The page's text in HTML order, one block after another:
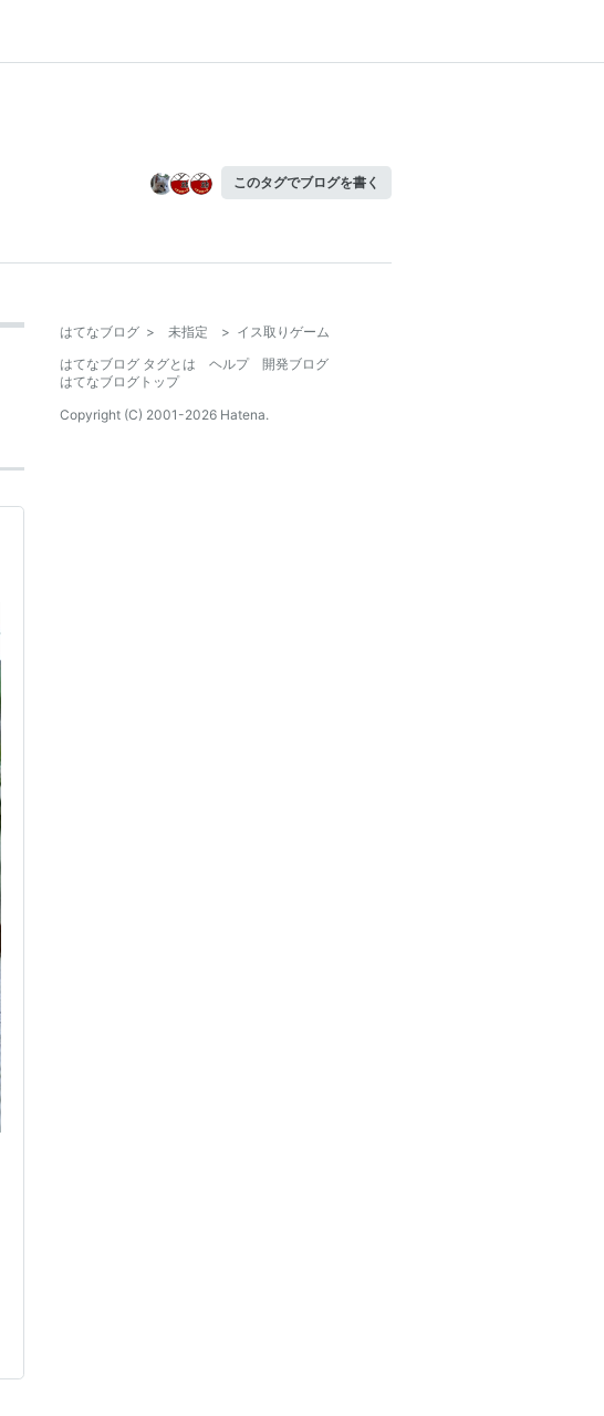
このタグでブログを書く
はてなブログ > 未指定 > イス取りゲーム
はてなブログ タグとは
ヘルプ
開発ブログ
はてなブログトップ
Copyright (C) 2001-2026 Hatena.